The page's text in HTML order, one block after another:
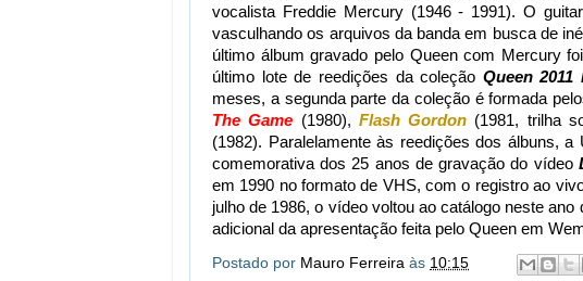
vocalista Freddie Mercury (1946 - 1991). O
vasculhando os arquivos da banda em busca de
último álbum gravado pelo Queen com Mercury foi
último lote de reedições da coleção Queen 2011
meses, a segunda parte da coleção é formada
The Game (1980), Flash Gordon (1981, trilha
(1982). Paralelamente às reedições dos álbuns,
comemorativa dos 25 anos de gravação do vídeo
em 1990 no formato de VHS, com o registro ao
julho de 1986, o vídeo voltou ao catálogo neste
adicional da apresentação feita pelo Queen em
Postado por Mauro Ferreira às 10:15